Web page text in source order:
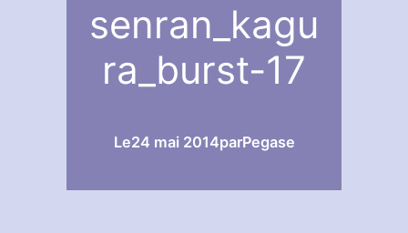
senran_kagu
ra_burst-17
Le24 mai 2014parPegase